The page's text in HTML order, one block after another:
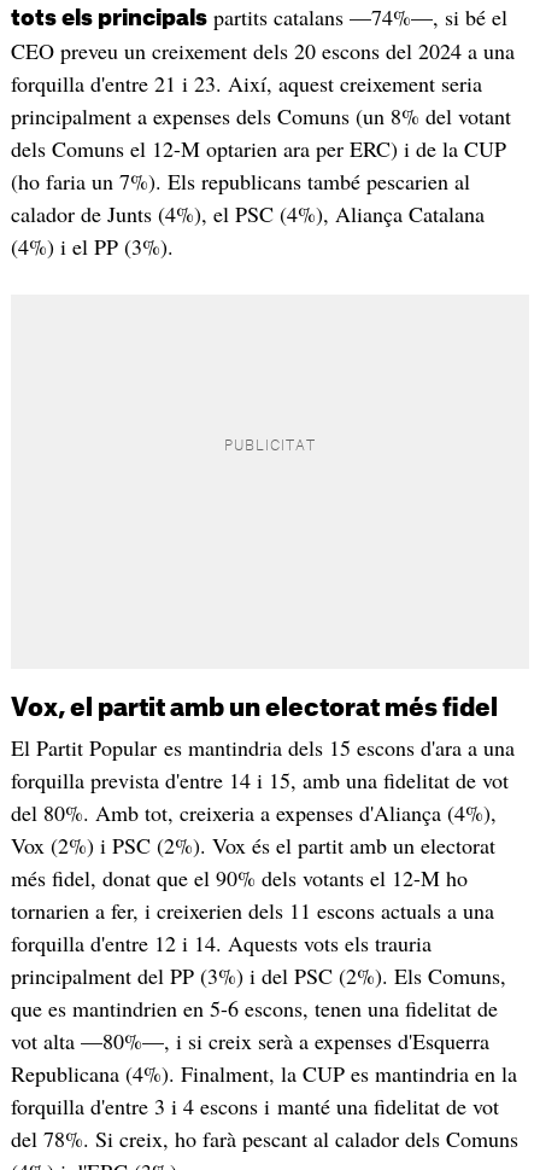
tots els principalspartits catalans —74%—, si bé el
CEO preveu un creixement dels 20 escons del 2024 a una
forquilla d'entre 21 i 23. Així, aquest creixement seria
principalment a expenses dels Comuns (un 8% del votant
dels Comuns el 12-M optarien ara per ERC) i de la CUP
(ho faria un 7%). Els republicans també pescarien al
calador de Junts (4%), el PSC (4%), Aliança Catalana
(4%) i el PP (3%).
Vox, el partit amb un electorat més fidel
El Partit Popular es mantindria dels 15 escons d'ara a una
forquilla prevista d'entre 14 i 15, amb una fidelitat de vot
del 80%. Amb tot, creixeria a expenses d'Aliança (4%),
Vox (2%) i PSC (2%). Vox és el partit amb un electorat
més fidel, donat que el 90% dels votants el 12-M ho
tornarien a fer, i creixerien dels 11 escons actuals a una
forquilla d'entre 12 i 14. Aquests vots els trauria
principalment del PP (3%) i del PSC (2%). Els Comuns,
que es mantindrien en 5-6 escons, tenen una fidelitat de
vot alta —80%—, i si creix serà a expenses d'Esquerra
Republicana (4%). Finalment, la CUP es mantindria en la
forquilla d'entre 3 i 4 escons i manté una fidelitat de vot
del 78%. Si creix, ho farà pescant al calador dels Comuns